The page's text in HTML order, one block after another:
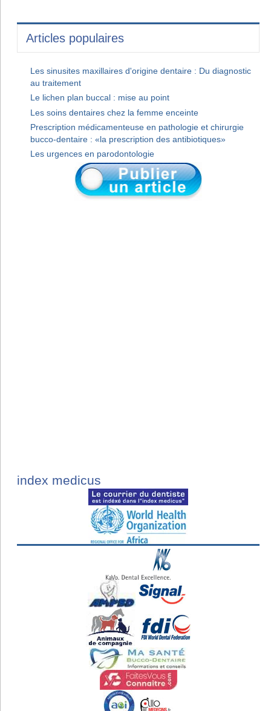
Articles populaires
Les sinusites maxillaires d'origine dentaire : Du diagnostic
au traitement
Le lichen plan buccal : mise au point
Les soins dentaires chez la femme enceinte
Prescription médicamenteuse en pathologie et chirurgie
bucco-dentaire : «la prescription des antibiotiques»
Les urgences en parodontologie
index medicus